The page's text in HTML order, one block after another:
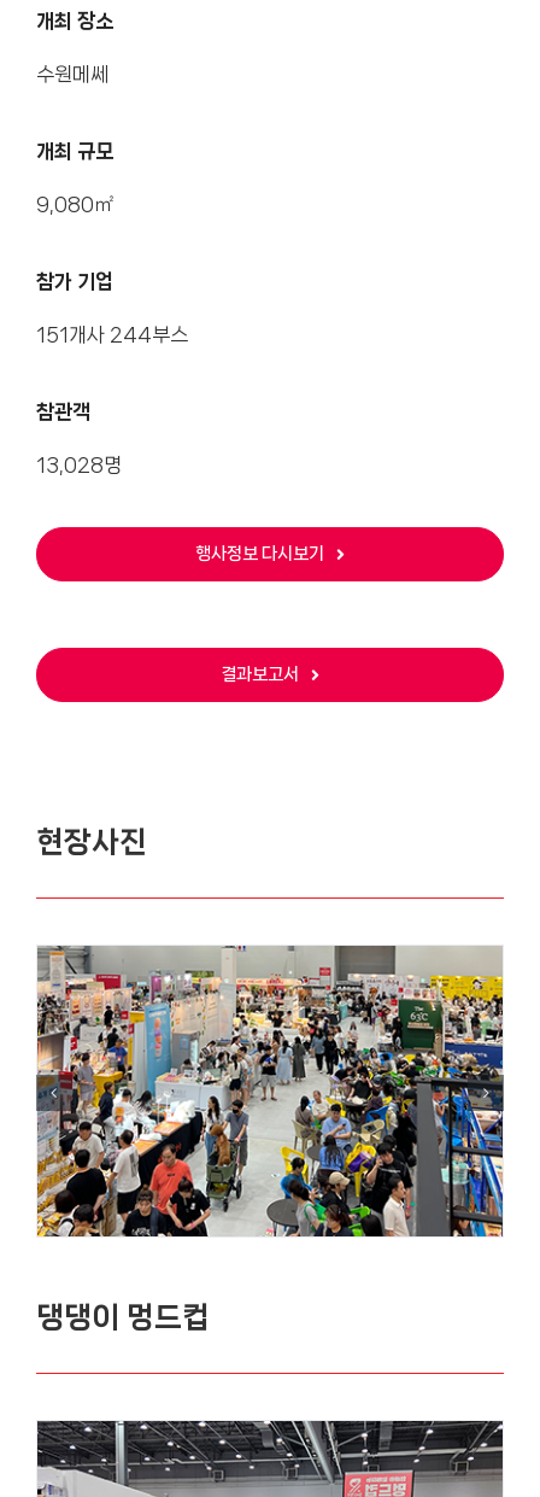
개최 장소
수원메쎄
개최 규모
9,080㎡
참가 기업
151개사 244부스
참관객
13,028명
행사정보 다시보기
결과보고서
현장사진
댕댕이 멍드컵